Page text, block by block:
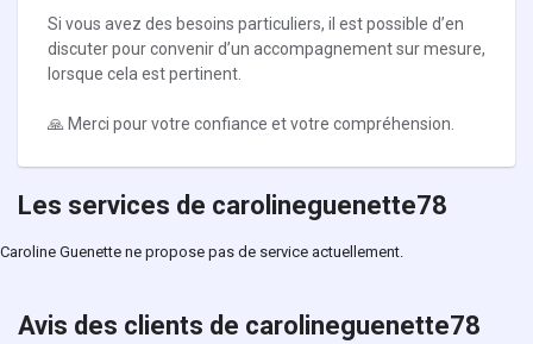
Si vous avez des besoins particuliers, il est possible d’en
discuter pour convenir d’un accompagnement sur mesure,
lorsque cela est pertinent.
🙏 Merci pour votre confiance et votre compréhension.
Les services de carolineguenette78
Caroline Guenette ne propose pas de service actuellement.
Avis des clients de carolineguenette78